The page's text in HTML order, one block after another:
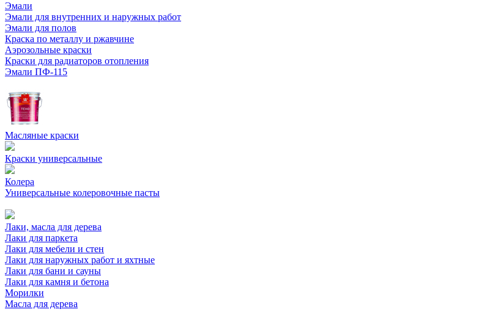
Эмали
Эмали для внутренних и наружных работ
Эмали для полов
Краска по металлу и ржавчине
Аэрозольные краски
Краски для радиаторов отопления
Эмали ПФ-115
Масляные краски
Краски универсальные
Колера
Универсальные колеровочные пасты
Лаки, масла для дерева
Лаки для паркета
Лаки для мебели и стен
Лаки для наружных работ и яхтные
Лаки для бани и сауны
Лаки для камня и бетона
Морилки
Масла для дерева